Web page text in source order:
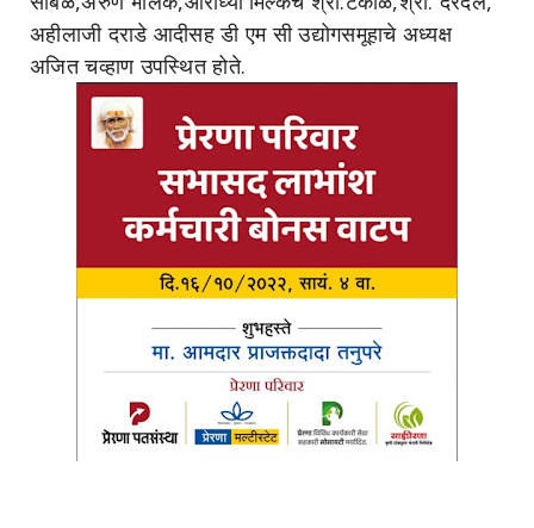
अहीलाजी दराडे आदीसह डी एम सी उद्योगसमूहाचे अध्यक्ष
अजित चव्हाण उपस्थित होते.